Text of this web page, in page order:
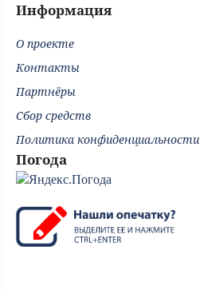
Информация
О проекте
Контакты
Партнёры
Сбор средств
Политика конфиденциальности
Погода